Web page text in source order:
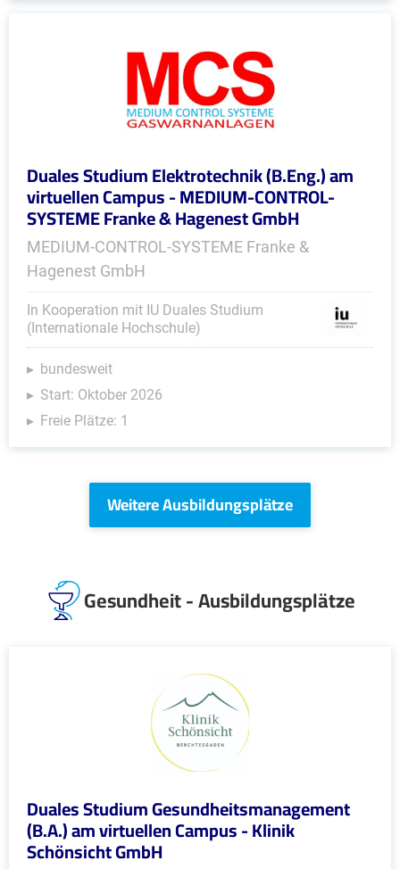
Duales Studium Elektrotechnik (B.Eng.) am
virtuellen Campus - MEDIUM-CONTROL-
SYSTEME Franke & Hagenest GmbH
MEDIUM-CONTROL-SYSTEME Franke &
Hagenest GmbH
In Kooperation mit IU Duales Studium
(Internationale Hochschule)
bundesweit
Start: Oktober 2026
Freie Plätze: 1
Weitere Ausbildungsplätze
Gesundheit - Ausbildungsplätze
Duales Studium Gesundheitsmanagement
(B.A.) am virtuellen Campus - Klinik
Schönsicht GmbH